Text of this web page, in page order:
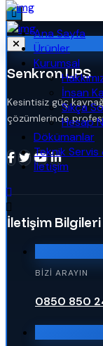
Senkron UPS
Kesintisiz güç
çözümlerinde
İletişim Bilgileri
BIZI ARAYIN
0850 850
Ana Sayfa
Ürünler
Kurumsal
İnsan
Sıkça
Hesap
Dökümanlar
Teknik
İletişim